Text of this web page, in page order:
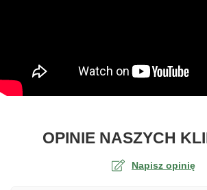
OPINIE NASZYCH
Napisz opinię